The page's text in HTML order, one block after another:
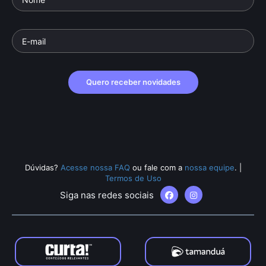
Quero receber novidades
Dúvidas? Acesse nossa FAQ ou fale com a nossa equipe.
Termos de Uso
Siga nas redes sociais